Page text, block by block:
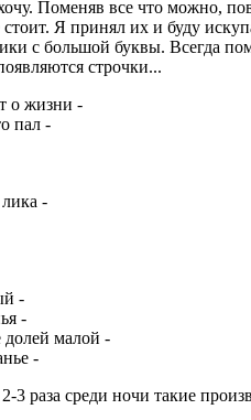
Поменяв все что можно,
Я принял их и буду
с большой буквы. Всегда
строчки...
о жизни -
пал -
-
-
-
долей малой -
-
раза среди ночи такие